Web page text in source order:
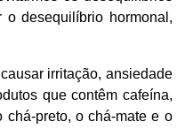
o desequilíbrio hormonal,
irritação, ansiedade
que contêm cafeína,
chá-preto, o chá-mate e o